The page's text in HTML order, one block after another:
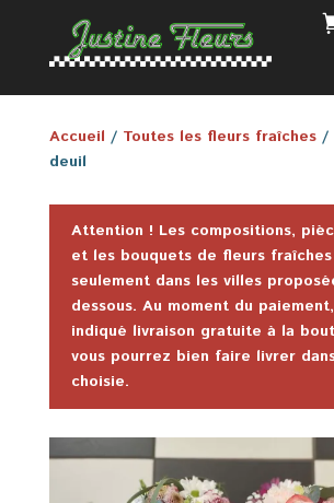
Accueil / Toutes les fleurs fraîches/
deuil
Attention ! Les compositions,
et les bouquets de fleurs
seulement dans les villes
dessous. Au moment du
indiqué livraison gratuite à la
vous pourrez bien faire livrer
choisie.